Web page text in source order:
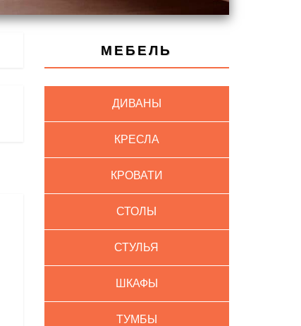
МЕБЕЛЬ
ДИВАНЫ
КРЕСЛА
КРОВАТИ
СТОЛЫ
СТУЛЬЯ
ШКАФЫ
ТУМБЫ